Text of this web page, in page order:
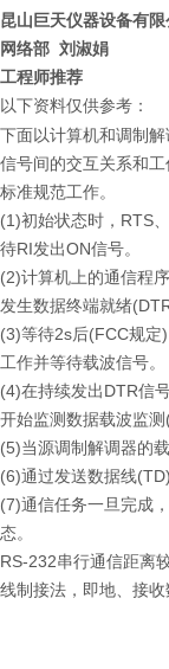
昆山巨天仪器设备有限
网络部 刘淑娟
工程师推荐
以下资料仅供参考：
下面以计算机和调制
信号间的交互关系和
标准规范工作。
(1)初始状态时，RTS
待RI发出ON信号。
(2)计算机上的通信程
发生数据终端就绪
(3)等待2s后(FCC规定
工作并等待载波信号。
(4)在持续发出DTR信
开始监测数据载波监
(5)当源调制解调器的
(6)通过发送数据线
(7)通信任务一旦完成
态。
RS-232串行通信距离
线制接法，即地、接